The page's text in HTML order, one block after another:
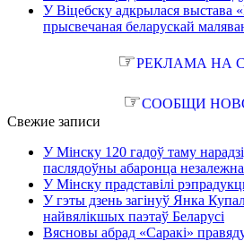
У Віцебску адкрылася выстава
прысвечаная беларускай
☞РЕКЛАМА НА
☞СООБЩИ
Свежие записи
У Мінску 120 гадоў таму
паслядоўны абаронца
У Мінску прадставілі
У гэты дзень загінуў Янка
найвялікшых паэтаў Беларусі
Вясновы абрад «Саракі»